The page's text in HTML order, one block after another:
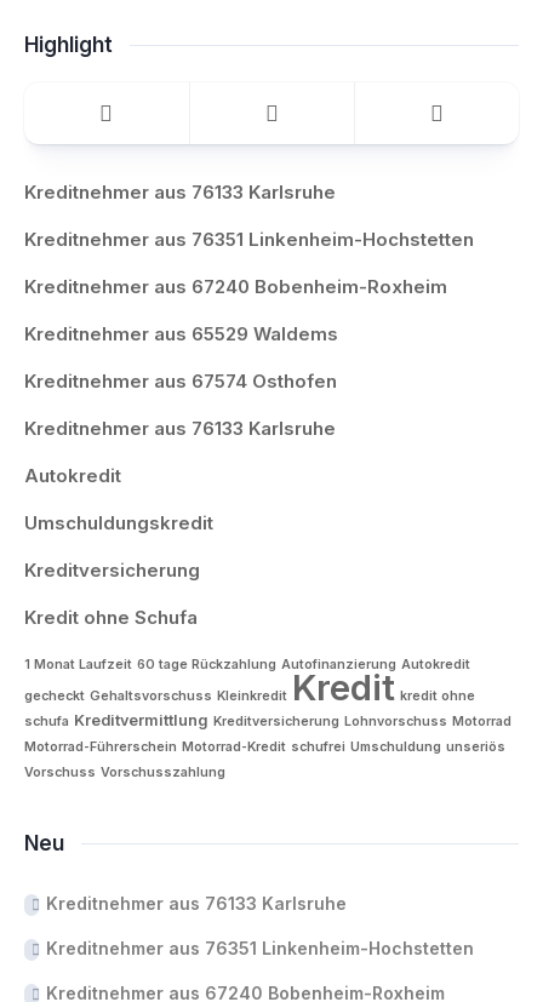
Highlight
Kreditnehmer aus 76133 Karlsruhe
Kreditnehmer aus 76351 Linkenheim-Hochstetten
Kreditnehmer aus 67240 Bobenheim-Roxheim
Kreditnehmer aus 65529 Waldems
Kreditnehmer aus 67574 Osthofen
Kreditnehmer aus 76133 Karlsruhe
Autokredit
Umschuldungskredit
Kreditversicherung
Kredit ohne Schufa
1 Monat Laufzeit 60 tage Rückzahlung Autofinanzierung Autokredit
gecheckt Gehaltsvorschuss Kleinkredit Kredit kredit ohne
schufa Kreditvermittlung Kreditversicherung Lohnvorschuss Motorrad
Motorrad-Führerschein Motorrad-Kredit schufrei Umschuldung unseriös
Vorschuss Vorschusszahlung
Neu
Kreditnehmer aus 76133 Karlsruhe
Kreditnehmer aus 76351 Linkenheim-Hochstetten
Kreditnehmer aus 67240 Bobenheim-Roxheim